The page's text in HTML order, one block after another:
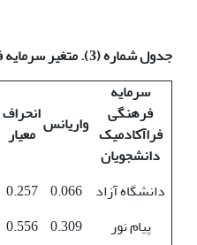
جدول شماره (3). متغیر سرمایه فرهنگی فرا آکادمیک دانشجویان
سرمایه
فرهنگی
فراآکادمیک
دانشجویان
واریانسانحراف
معیار
دانشگاه آزاد 0.066
0.257
پیام نور
0.309
0.556